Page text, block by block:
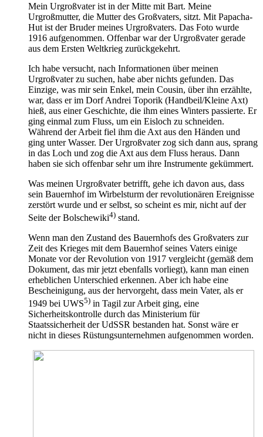
Mein Urgroßvater ist in der Mitte mit Bart. Meine
Urgroßmutter, die Mutter des Großvaters, sitzt. Mit Papacha-
Hut ist der Bruder meines Urgroßvaters. Das Foto wurde
1916 aufgenommen. Offenbar war der Urgroßvater gerade
aus dem Ersten Weltkrieg zurückgekehrt.
Ich habe versucht, nach Informationen über meinen
Urgroßvater zu suchen, habe aber nichts gefunden. Das
Einzige, was mir sein Enkel, mein Cousin, über ihn erzählte,
war, dass er im Dorf Andrei Toporik (Handbeil/Kleine Axt)
hieß, aus einer Geschichte, die ihm eines Winters passierte. Er
ging einmal zum Fluss, um ein Eisloch zu schneiden.
Während der Arbeit fiel ihm die Axt aus den Händen und
ging unter Wasser. Der Urgroßvater zog sich dann aus, sprang
in das Loch und zog die Axt aus dem Fluss heraus. Dann
haben sie sich offenbar sehr um ihre Instrumente gekümmert.
Was meinen Urgroßvater betrifft, gehe ich davon aus, dass
sein Bauernhof im Wirbelsturm der revolutionären Ereignisse
zerstört wurde und er selbst, so scheint es mir, nicht auf der
Seite der Bolschewiki4) stand.
Wenn man den Zustand des Bauernhofs des Großvaters zur
Zeit des Krieges mit dem Bauernhof seines Vaters einige
Monate vor der Revolution von 1917 vergleicht (gemäß dem
Dokument, das mir jetzt ebenfalls vorliegt), kann man einen
erheblichen Unterschied erkennen. Aber ich habe eine
Bescheinigung, aus der hervorgeht, dass mein Vater, als er
1949 bei UWS5) in Tagil zur Arbeit ging, eine
Sicherheitskontrolle durch das Ministerium für
Staatssicherheit der UdSSR bestanden hat. Sonst wäre er
nicht in dieses Rüstungsunternehmen aufgenommen worden.